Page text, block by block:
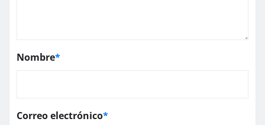
Nombre*
Correo electrónico*